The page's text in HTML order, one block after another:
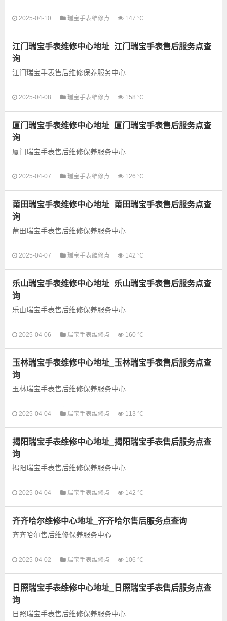
以下是古锋网为您整理的南宁瑞宝手表售后服务网点和优质维修
2025-04-10 瑞宝手表维修点 147 ℃
江门瑞宝手表维修中心地址_江门瑞宝手表售后服务点查
询
江门瑞宝手表售后维修保养服务中心
以下是古锋网为您整理的江门瑞宝手表售后服务网点和优质维修
2025-04-08 瑞宝手表维修点 158 ℃
厦门瑞宝手表维修中心地址_厦门瑞宝手表售后服务点查
询
厦门瑞宝手表售后维修保养服务中心
以下是古锋网为您整理的厦门瑞宝手表售后服务网点和优质维修
2025-04-07 瑞宝手表维修点 126 ℃
莆田瑞宝手表维修中心地址_莆田瑞宝手表售后服务点查
询
莆田瑞宝手表售后维修保养服务中心
以下是古锋网为您整理的莆田瑞宝手表售后服务网点和优质维修
2025-04-07 瑞宝手表维修点 142 ℃
乐山瑞宝手表维修中心地址_乐山瑞宝手表售后服务点查
询
乐山瑞宝手表售后维修保养服务中心
以下是古锋网为您整理的乐山瑞宝手表售后服务网点和优质维修
2025-04-06 瑞宝手表维修点 160 ℃
玉林瑞宝手表维修中心地址_玉林瑞宝手表售后服务点查
询
玉林瑞宝手表售后维修保养服务中心
以下是古锋网为您整理的玉林瑞宝手表售后服务网点和优质维修
2025-04-04 瑞宝手表维修点 113 ℃
揭阳瑞宝手表维修中心地址_揭阳瑞宝手表售后服务点查
询
揭阳瑞宝手表售后维修保养服务中心
以下是古锋网为您整理的揭阳瑞宝手表售后服务网点和优质维修
2025-04-04 瑞宝手表维修点 142 ℃
齐齐哈尔维修中心地址_齐齐哈尔售后服务点查询
齐齐哈尔售后维修保养服务中心
以下是古锋网为您整理的齐齐哈尔售后服务网点和优质维修点信
2025-04-02 瑞宝手表维修点 106 ℃
日照瑞宝手表维修中心地址_日照瑞宝手表售后服务点查
询
日照瑞宝手表售后维修保养服务中心